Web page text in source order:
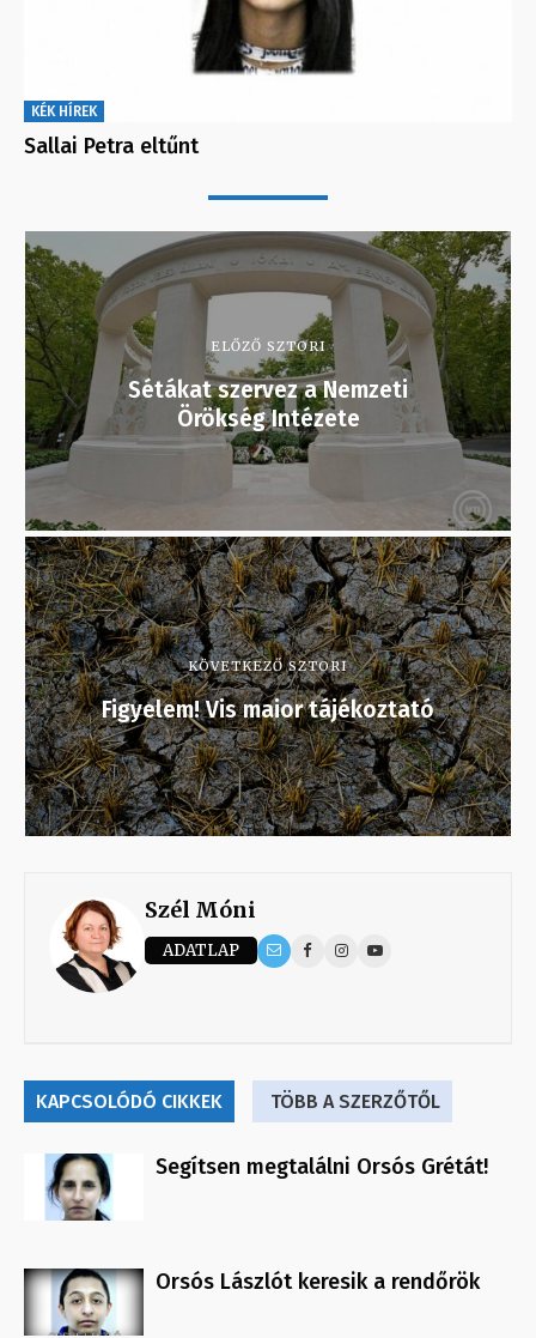
KÉK HÍREK
Sallai Petra eltűnt
ELŐZŐ SZTORI
Sétákat szervez a Nemzeti
Örökség Intézete
KÖVETKEZŐ SZTORI
Figyelem! Vis maior tájékoztató
Szél Móni
ADATLAP
KAPCSOLÓDÓ CIKKEK TÖBB A SZERZŐTŐL
Segítsen megtalálni Orsós Grétát!
Orsós Lászlót keresik a rendőrök